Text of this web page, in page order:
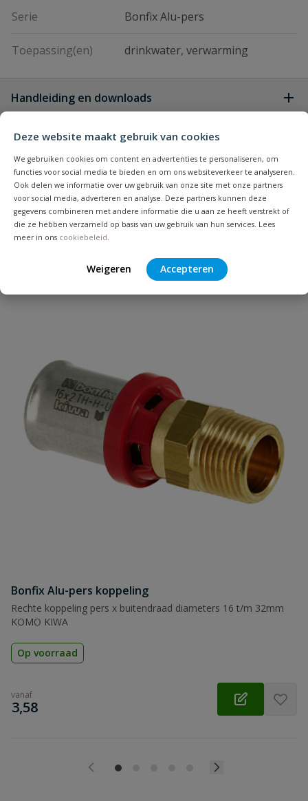
Deze website maakt gebruik van cookies
We gebruiken cookies om content en advertenties te personaliseren, om
functies voor social media te bieden en om ons websiteverkeer te analyseren.
Ook delen we informatie over uw gebruik van onze site met onze partners
voor social media, adverteren en analyse. Deze partners kunnen deze
gegevens combineren met andere informatie die u aan ze heeft verstrekt of
die ze hebben verzameld op basis van uw gebruik van hun services. Lees
meer in ons cookiebeleid
Weigeren Accepteren
Serie Bonfix Alu-pers
Toepassing(en) drinkwater, verwarming
Handleiding en downloads
alupersbonfix koppelingen
meerlagenbuis
alupersbonfix_koppelingen-
meerlagenbuis-FLD.pdf
Vraag en antwoord
Kan ik Bonfix meerlagenbuis ook
buiten leggen?
Ja, mits beschermd tegen UV
(bijvoorbeeld in
kabelbeschermingsbuis of in PVC-
Heb je zelf ook een vraag over
dit product?
Stel jouw
vraag
Beoordelingen
Schrijf zelf een beoordeling
Je beoordeelt: Bonfix Alu-pers koppeling
Naam
Beoordeling versturen
Bijpassende producten
Bonfix Alu-pers koppeling
Rechte koppeling pers x buitendraad diameters 16 t/m 32mm
KOMO KIWA
Op voorraad
vanaf
€
3,58